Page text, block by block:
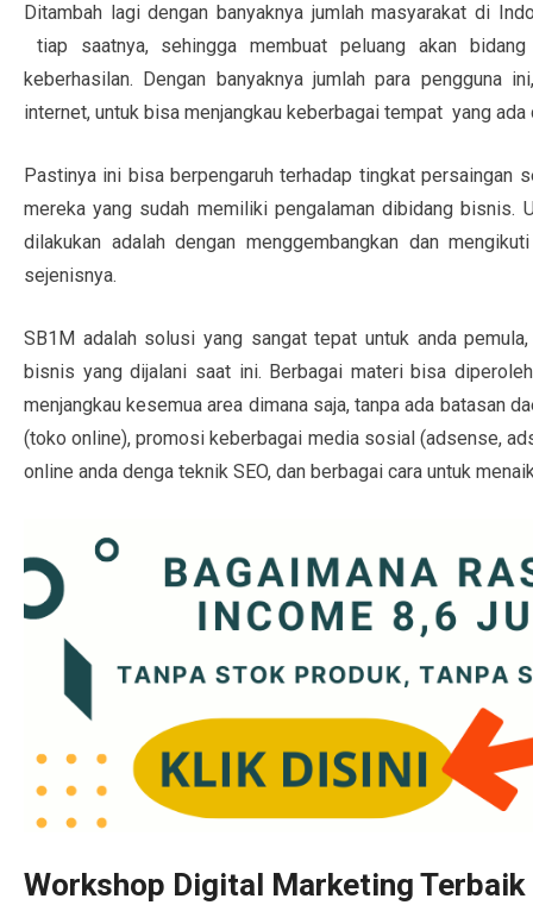
Ditambah lagi dengan banyaknya jumlah masyarakat di
tiap saatnya, sehingga membuat peluang akan
keberhasilan. Dengan banyaknya jumlah para pengguna
internet, untuk bisa menjangkau keberbagai tempat yang
Pastinya ini bisa berpengaruh terhadap tingkat persaingan
mereka yang sudah memiliki pengalaman dibidang bisnis.
dilakukan adalah dengan menggembangkan dan
sejenisnya.
SB1M adalah solusi yang sangat tepat untuk anda
bisnis yang dijalani saat ini. Berbagai materi bisa
menjangkau kesemua area dimana saja, tanpa ada batasan
(toko online), promosi keberbagai media sosial (adsense,
online anda denga teknik SEO, dan berbagai cara untuk
Workshop Digital Marketing Terbaik